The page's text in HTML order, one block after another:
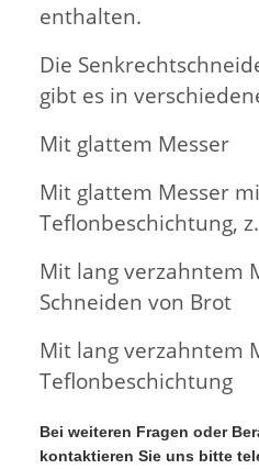
enthalten.
Die
gibt es in
Mit glattem Messer
Mit glattem Messer
Teflonbeschichtung,
Mit lang verzahntem
Schneiden von Brot
Mit lang verzahntem
Teflonbeschichtung
Bei weiteren Fragen oder
kontaktieren Sie uns bitte